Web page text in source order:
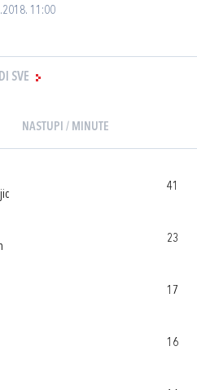
11:00
SVE
NASTUPI / MINUTE
41
23
17
16